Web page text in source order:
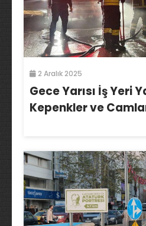
2 Aralık 2025
Gece Yarısı İş Yeri
Kepenkler ve Camlar